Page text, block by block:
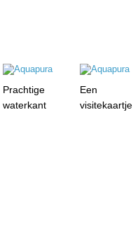
Prachtige
waterkant
Een
visitekaartje